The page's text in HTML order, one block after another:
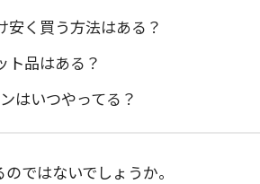
安く買う方法はある？
ト品はある？
はいつやってる？
ではないでしょうか。